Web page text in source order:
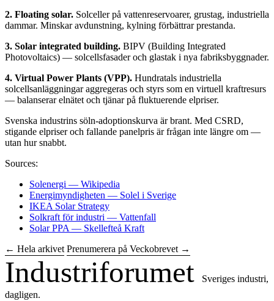
2. Floating solar. Solceller på vattenreservoarer, grustag, industriella
dammar. Minskar avdunstning, kylning förbättrar prestanda.
3. Solar integrated building. BIPV (Building Integrated
Photovoltaics) — solcellsfasader och glastak i nya fabriksbyggnader.
4. Virtual Power Plants (VPP). Hundratals industriella
solcellsanläggningar aggregeras och styrs som en virtuell kraftresurs
— balanserar elnätet och tjänar på fluktuerende elpriser.
Svenska industrins söln-adoptionskurva är brant. Med CSRD,
stigande elpriser och fallande panelpris är frågan inte längre om —
utan hur snabbt.
Sources:
Solenergi — Wikipedia
Energimyndigheten — Solel i Sverige
IKEA Solar Strategy
Solkraft för industri — Vattenfall
Solar PPA — Skellefteå Kraft
← Hela arkivet Prenumerera på Veckobrevet →
Industriforumet
Sveriges industri,
dagligen.